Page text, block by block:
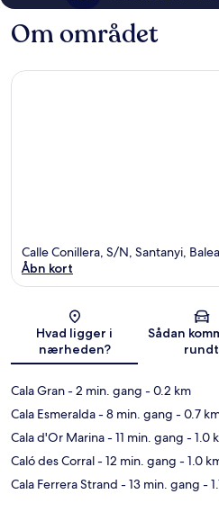
Om området
Kort
Calle Conillera, S/N, Santanyi,
Åbn kort
Hvad ligger i
nærheden?
Sådan
rundt
Cala Gran- 2 min. gang - 0.2 km
Cala Esmeralda- 8 min. gang - 0.7
Cala d'Or Marina- 11 min. gang - 1.0
Caló des Corral- 12 min. gang - 1.0
Cala Ferrera Strand - 13 min. gang -